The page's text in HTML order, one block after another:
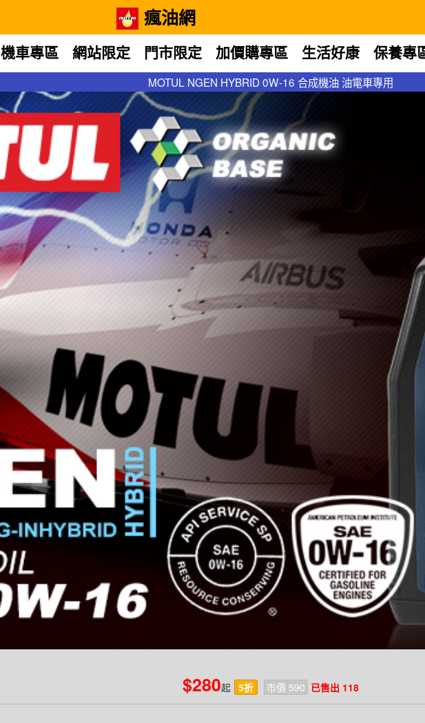
瘋油網
MOTUL NGEN HYBRID 0W-16 合成機油 油電車專用
機車專區 網站限定 門市限定 加價購專區 生活好康 保養專
$280起 5折 市價 590 已售出 118